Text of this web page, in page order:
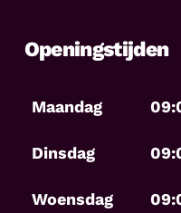
Openingstijden
Maandag
Dinsdag
Woensdag